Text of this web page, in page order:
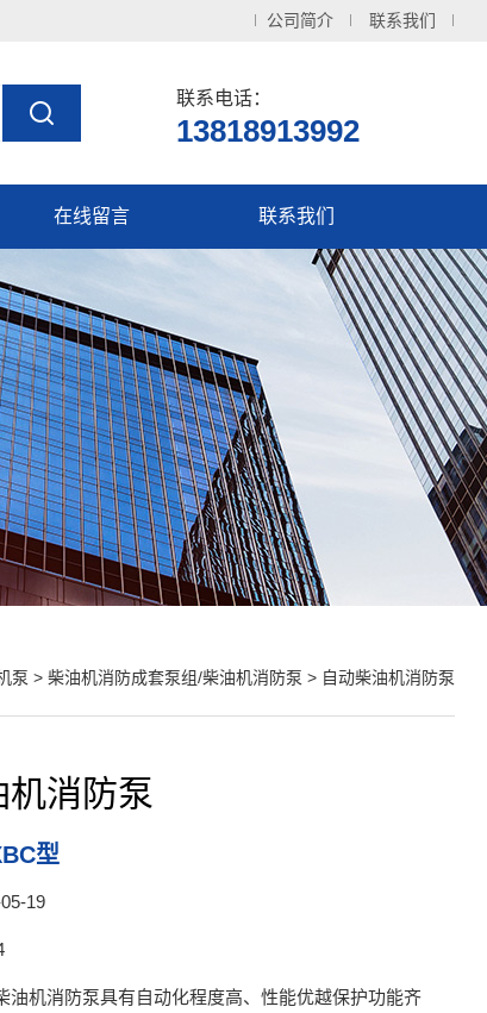
公司简介 联系我们
联系电话：
13818913992
在线留言 联系我们
泵 >柴油机消防成套泵组/柴油机消防泵 > 自动柴油机消防泵
机消防泵
型
19
油机消防泵具有自动化程度高、性能优越保护功能齐